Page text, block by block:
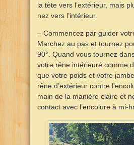
la tète vers l’extérieur, mais
nez vers l’intérieur.
– Commencez par guider
Marchez au pas et tournez
90°. Quand vous tournez
votre rêne intérieure comme
que votre poids et votre
rêne d’extérieur contre
main de la manière claire et
contact avec l’encolure à mi-